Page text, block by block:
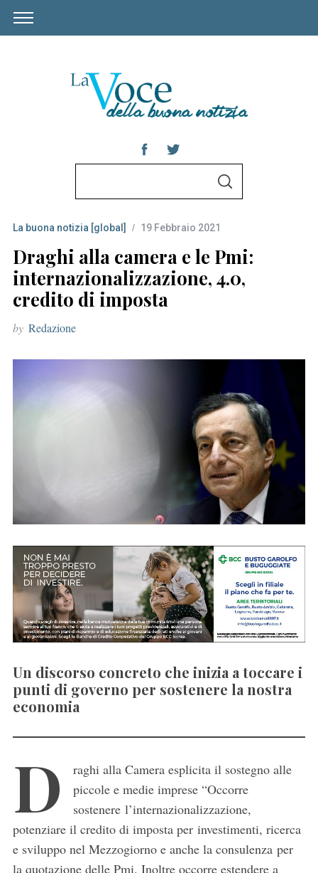
r
h
o
r
S
La buona notizia [global] 19 Febbraio 2021
Draghi alla camera e le Pmi:
internazionalizzazione, 4.0,
credito di imposta
by Redazione
Un discorso concreto che inizia a toccare i
punti di governo per sostenere la nostra
economia
D
raghi alla Camera esplicita il sostegno alle
piccole e medie imprese “Occorre
sostenere l’internazionalizzazione,
potenziare il credito di imposta per investimenti, ricerca
e sviluppo nel Mezzogiorno e anche la consulenza per
la quotazione delle Pmi. Inoltre occorre estendere a